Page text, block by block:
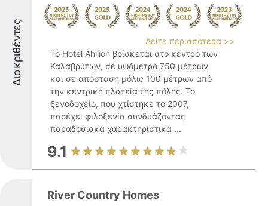
Διακριθέντες
Δείτε περισσότερα >>
Το Hotel Ahilion βρίσκεται στο κέντρο των
Καλαβρύτων, σε υψόμετρο 750 μέτρων
και σε απόσταση μόλις 100 μέτρων από
την κεντρική πλατεία της πόλης. Το
ξενοδοχείο, που χτίστηκε το 2007,
παρέχει φιλοξενία συνδυάζοντας
παραδοσιακά χαρακτηριστικά ...
9.1
River Country Homes